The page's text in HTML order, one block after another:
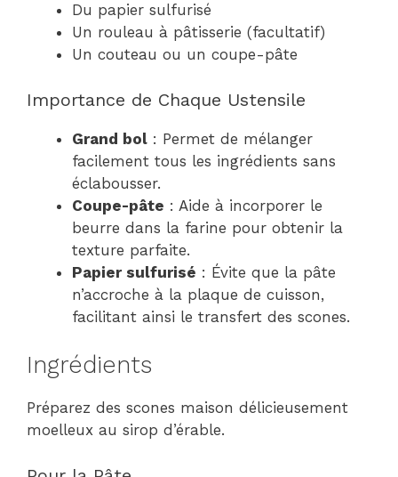
Du papier sulfurisé
Un rouleau à pâtisserie (facultatif)
Un couteau ou un coupe-pâte
Importance de Chaque Ustensile
Grand bol : Permet de mélanger
facilement tous les ingrédients sans
éclabousser.
Coupe-pâte : Aide à incorporer le
beurre dans la farine pour obtenir la
texture parfaite.
Papier sulfurisé : Évite que la pâte
n’accroche à la plaque de cuisson,
facilitant ainsi le transfert des scones.
Ingrédients
Préparez des scones maison délicieusement
moelleux au sirop d’érable.